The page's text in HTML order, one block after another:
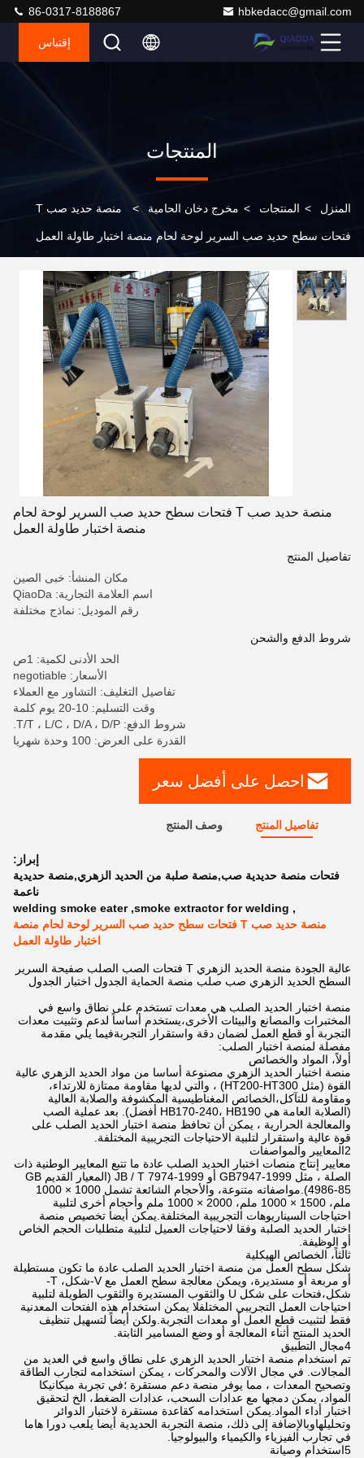
hbkedacc@gmail.com
86-0317-8188867
إقتباس
المنتجات
المنزل > المنتجات > مخرج دخان الحامية > منصة حديد صب T
فتحات سطح حديد صب السرير لوحة لحام منصة اختبار طاولة العمل
منصة حديد صب T فتحات سطح حديد صب السرير لوحة لحام
منصة اختبار طاولة العمل
تفاصيل المنتج
مكان المنشأ: خبى الصين
اسم العلامة التجارية: QiaoDa
رقم الموديل: نماذج مختلفة
شروط الدفع والشحن
الحد الأدنى لكمية: 1ص
الأسعار: negotiable
تفاصيل التغليف: التشاور مع العملاء
وقت التسليم: 10-20 يوم كلمة
شروط الدفع: T/T ، L/C ، D/A ، D/P.
القدرة على العرض: 100 وحدة شهريا
احصل على أفضل سعر
تفاصيل المنتج وصف المنتج
إبراز:
فتحات منصة حديدية صب,منصة صلبة من الحديد الزهري,منصة حديدية
ناعمة
,
smoke extractor for welding
,
welding smoke eater
منصة حديد صب T فتحات سطح حديد صب السرير لوحة لحام منصة
اختبار طاولة العمل
عالية الجودة منصة الحديد الزهري T فتحات الصب الصلب صفيحة السرير
السطح الحديد الزهري صب صلب منصة الحماية الجدول اختبار الجدول
منصة اختبار الحديد الصلب هي معدات تستخدم على نطاق واسع في
المختبرات والمصانع والبيئات الأخرى،يستخدم أساساً لدعم وتثبيت معدات
التجربة أو قطع العمل لضمان دقة واستقرار التجربةفيما يلي مقدمة
مفصلة لمنصة اختبار الصلب:
أولاً، المواد والخصائص
منصة اختبار الحديد الزهري مصنوعة أساسا من مواد الحديد الزهري عالية
القوة (مثل HT200-HT300) ، والتي لديها مقاومة ممتازة للارتداء،
ومقاومة للتآكل،الخصائص المغناطيسية المكشوفة والصلابة العالية
(الصلابة العامة هي HB170-240، HB190 أفضل). بعد عملية الصب
والمعالجة الحرارية ، يمكن أن تحافظ منصة اختبار الحديد الصلب على
قوة عالية واستقرار لتلبية الاحتياجات التجريبية المختلفة.
2المعايير والمواصفات
معايير إنتاج منصات اختبار الحديد الصلب عادة ما تتبع المعايير الوطنية ذات
الصلة ، مثل GB7947-1999 أو JB / T 7974-1999 (المعيار القديم GB
4986-85).مواصفاته متنوعة، والأحجام الشائعة تشمل 1000 × 1000
ملم، 1500 × 1000 ملم، 2000 × 1000 ملم وأحجام أخرى لتلبية
احتياجات السيناريوهات التجريبية المختلفة.يمكن أيضا تخصيص منصة
اختبار الحديد الصلبة وفقا لاحتياجات العميل لتلبية متطلبات الحجم الخاص
أو الوظيفة.
ثالثاً، الخصائص الهيكلية
شكل سطح العمل من منصة اختبار الحديد الصلب عادة ما تكون مستطيلة
أو مربعة أو مستديرة، ويمكن معالجة سطح العمل مع V-شكل، T-
شكل،فتحات على شكل U والثقوب المستديرة والثقوب الطويلة لتلبية
احتياجات العمل التجريبي المختلفلا يمكن استخدام هذه الفتحات المعدنية
فقط لتثبيت قطع العمل أو معدات التجربة.ولكن أيضاً لتسهيل تنظيف
الحديد المنتج أثناء المعالجة أو وضع المسامير الثابتة.
4مجال التطبيق
تم استخدام منصة اختبار الحديد الزهري على نطاق واسع في العديد من
المجالات. في مجال الآلات والمحركات ، يمكن استخدامه لتجارب الطاقة
وتصحيح المعدات ، مما يوفر منصة دعم مستقرة ؛في تجربة ميكانيكا
المواد، يمكن دمجها مع عدادات السحب، عدادات الضغط، الخ لتحقيق
اختبار أداء المواد.يمكن استخدامه كقاعدة مستقرة لاختبار الدوائر
وتحليلهاوبالإضافة إلى ذلك، منصة التجربة الحديدية أيضا يلعب دورا هاما
في تجارب الفيزياء والكيمياء والبيولوجيا.
5استخدام وصيانة